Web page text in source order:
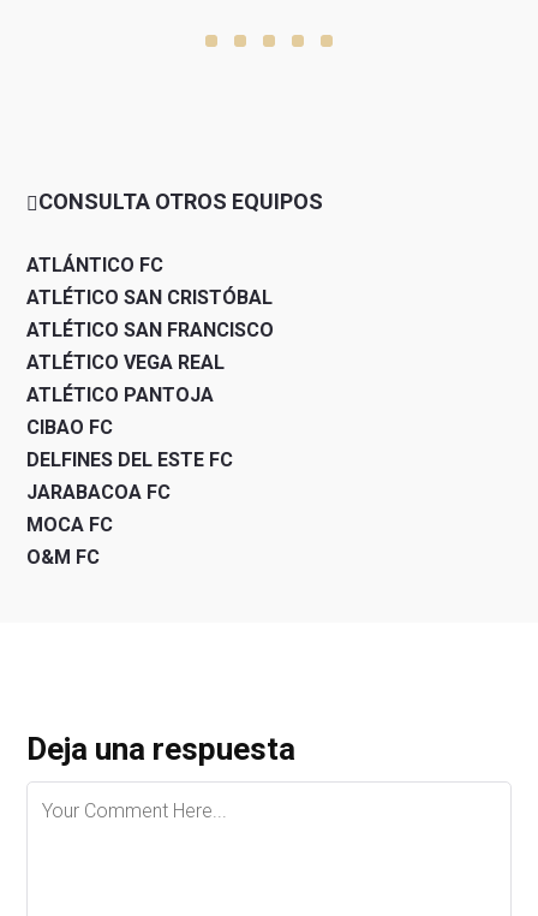
CONSULTA OTROS EQUIPOS
ATLÁNTICO FC
ATLÉTICO SAN CRISTÓBAL
ATLÉTICO SAN FRANCISCO
ATLÉTICO VEGA REAL
ATLÉTICO PANTOJA
CIBAO FC
DELFINES DEL ESTE FC
JARABACOA FC
MOCA FC
O&M FC
Deja una respuesta